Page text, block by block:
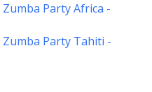
Zumba Party Africa -
Zumba Party Tahiti -